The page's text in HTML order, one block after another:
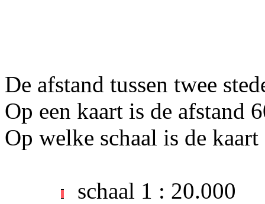
De afstand tussen twee
Op een kaart is de afstand
Op welke schaal is de kaart
schaal 1 : 20.000